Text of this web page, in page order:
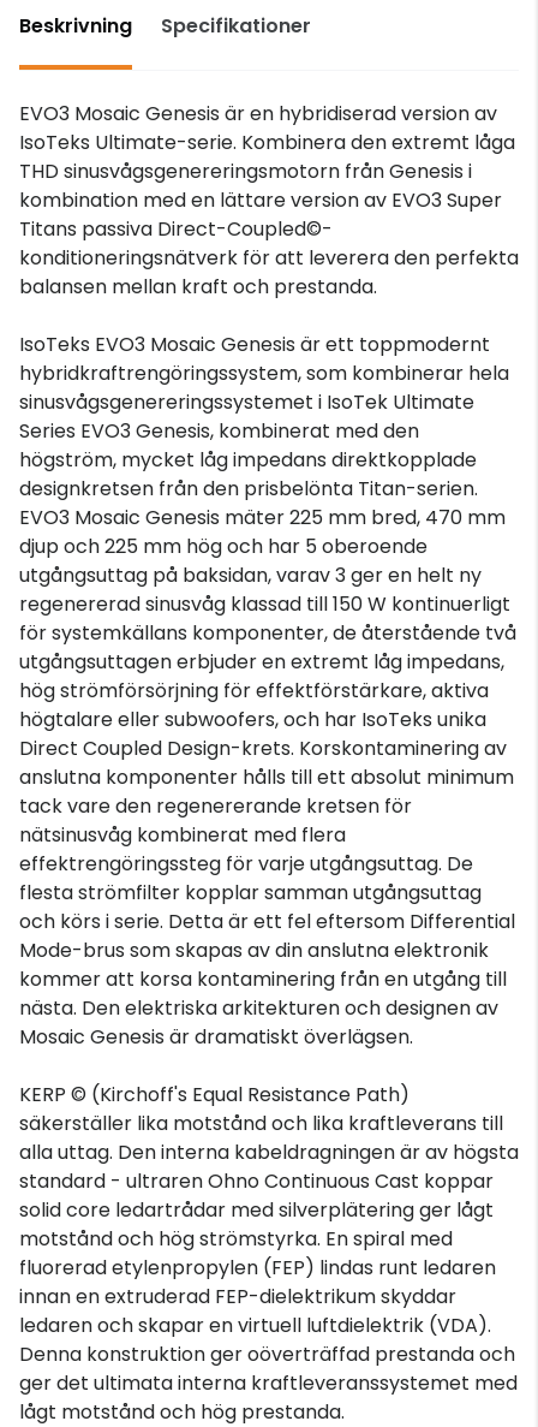
Beskrivning Specifikationer
EVO3 Mosaic Genesis är en hybridiserad version av
IsoTeks Ultimate-serie. Kombinera den extremt låga
THD sinusvågsgenereringsmotorn från Genesis i
kombination med en lättare version av EVO3 Super
Titans passiva Direct-Coupled©-
konditioneringsnätverk för att leverera den perfekta
balansen mellan kraft och prestanda.
IsoTeks EVO3 Mosaic Genesis är ett toppmodernt
hybridkraftrengöringssystem, som kombinerar hela
sinusvågsgenereringssystemet i IsoTek Ultimate
Series EVO3 Genesis, kombinerat med den
högström, mycket låg impedans direktkopplade
designkretsen från den prisbelönta Titan-serien.
EVO3 Mosaic Genesis mäter 225 mm bred, 470 mm
djup och 225 mm hög och har 5 oberoende
utgångsuttag på baksidan, varav 3 ger en helt ny
regenererad sinusvåg klassad till 150 W kontinuerligt
för systemkällans komponenter, de återstående två
utgångsuttagen erbjuder en extremt låg impedans,
hög strömförsörjning för effektförstärkare, aktiva
högtalare eller subwoofers, och har IsoTeks unika
Direct Coupled Design-krets. Korskontaminering av
anslutna komponenter hålls till ett absolut minimum
tack vare den regenererande kretsen för
nätsinusvåg kombinerat med flera
effektrengöringssteg för varje utgångsuttag. De
flesta strömfilter kopplar samman utgångsuttag
och körs i serie. Detta är ett fel eftersom Differential
Mode-brus som skapas av din anslutna elektronik
kommer att korsa kontaminering från en utgång till
nästa. Den elektriska arkitekturen och designen av
Mosaic Genesis är dramatiskt överlägsen.
KERP © (Kirchoff's Equal Resistance Path)
säkerställer lika motstånd och lika kraftleverans till
alla uttag. Den interna kabeldragningen är av högsta
standard - ultraren Ohno Continuous Cast koppar
solid core ledartrådar med silverplätering ger lågt
motstånd och hög strömstyrka. En spiral med
fluorerad etylenpropylen (FEP) lindas runt ledaren
innan en extruderad FEP-dielektrikum skyddar
ledaren och skapar en virtuell luftdielektrik (VDA).
Denna konstruktion ger oöverträffad prestanda och
ger det ultimata interna kraftleveranssystemet med
lågt motstånd och hög prestanda.